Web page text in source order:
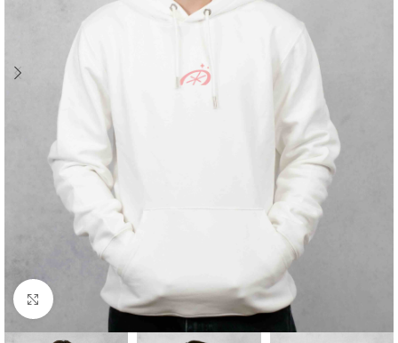
Cliquez pour agrandir